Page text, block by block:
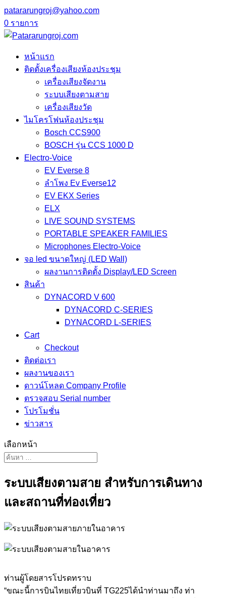
patararungroj@yahoo.com
0 รายการ
หน้าแรก
ติดตั้งเครื่องเสียงห้องประชุม
เครื่องเสียงจัดงาน
ระบบเสียงตามสาย
เครื่องเสียงวัด
ไมโครโฟนห้องประชุม
Bosch CCS900
BOSCH รุ่น CCS 1000 D
Electro-Voice
EV Everse 8
ลำโพง Ev Everse12
EV EKX Series
ELX
LIVE SOUND SYSTEMS
PORTABLE SPEAKER FAMILIES
Microphones Electro-Voice
จอ led ขนาดใหญ่ (LED Wall)
ผลงานการติดตั้ง Display/LED Screen
สินค้า
DYNACORD V 600
DYNACORD C-SERIES
DYNACORD L-SERIES
Cart
Checkout
ติดต่อเรา
ผลงานของเรา
ดาวน์โหลด Company Profile
ตรวจสอบ Serial number
โปรโมชั่น
ข่าวสาร
เลือกหน้า
ระบบเสียงตามสาย สำหรับการเดินทาง
และสถานที่ท่องเที่ยว
ท่านผู้โดยสารโปรดทราบ
“ขณะนี้การบินไทยเที่ยวบินที่ TG225ได้นำท่านมาถึง ท่า